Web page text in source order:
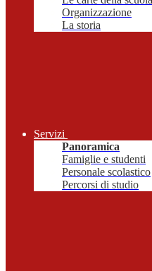
Organizzazione
La storia
Servizi
Panoramica
Famiglie e studenti
Personale scolastico
Percorsi di studio